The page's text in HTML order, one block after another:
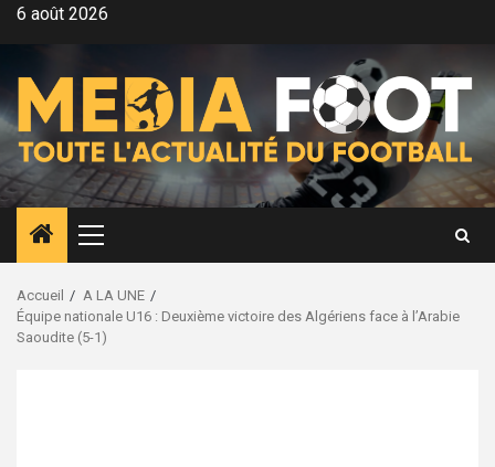
Aller6 août 2026
Menu
principal
Accueil
A LA UNE
Équipe nationale U16 : Deuxième victoire des Algériens face à l’Arabie
Saoudite (5-1)